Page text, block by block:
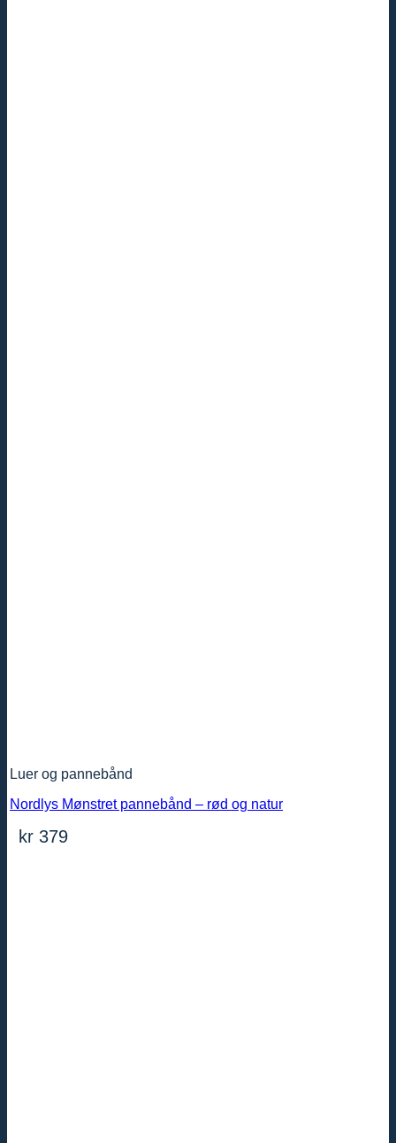
Luer og pannebånd
Nordlys Mønstret pannebånd – rød og natur
kr 379